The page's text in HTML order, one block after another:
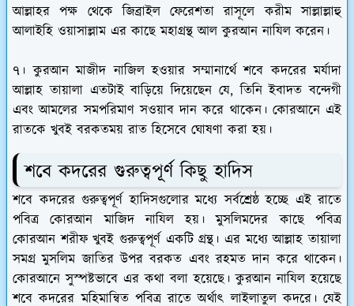
আল্লাহর পক্ষ থেকে জিব্রাইল ফেরেশতা রাসূলে করীম সাল্লাল্লাহু
আলাইহি ওয়াসাল্লাম এর কাছে মহাগ্রন্থ আল কুরআন নাযিল করেন।
৭। কুরআন মাজীদ নাজিল হওয়ার সম্মানার্থে শবে কদরের মর্যাদা
আল্লাহ তায়ালা এতটাই বাড়িয়ে দিয়েছেন যে, তিনি ইবাদত বন্দেগী
এবং আমলের সমপরিমাণ সওয়াব দান করে থাকেন। কোরআনে এই
রাতকে খুবই বরকতময় রাত হিসেবে ঘোষণা করা হয়।
শবে কদরের গুরুত্বপূর্ণ কিছু হাদিস
শবে কদরের গুরুত্বপূর্ণ হাদিসগুলোর মধ্যে সর্বশ্রেষ্ঠ হচ্ছে এই রাতে
পবিত্র কোরআন মাজিদ নাযিল হয়। মুসলিমদের কাছে পবিত্র
কোরআন শরীফ খুবই গুরুত্বপূর্ণ একটি গ্রন্থ। এর মধ্যে আল্লাহ তায়ালা
সমগ্র মুসলিম জাতির উপর বরকত এবং রহমত দান করে থাকেন।
কোরআনে সুস্পষ্টভাবে এর কথা বলা হয়েছে। কুরআন নাযিল হয়েছে
শবে কদরের মহিমান্বিত পবিত্র রাতে অর্থাৎ লাইলাতুল কদরে। যেই